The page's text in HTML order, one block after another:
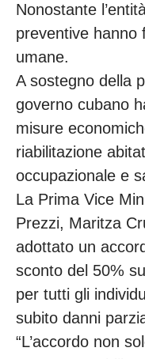
Nonostante
preventive hanno
umane.
A sostegno della
governo cubano
misure
riabilitazione
occupazionale e
La Prima Vice
Prezzi, Maritza
adottato un
sconto del 50%
per tutti gli
subito danni
“L’accordo non